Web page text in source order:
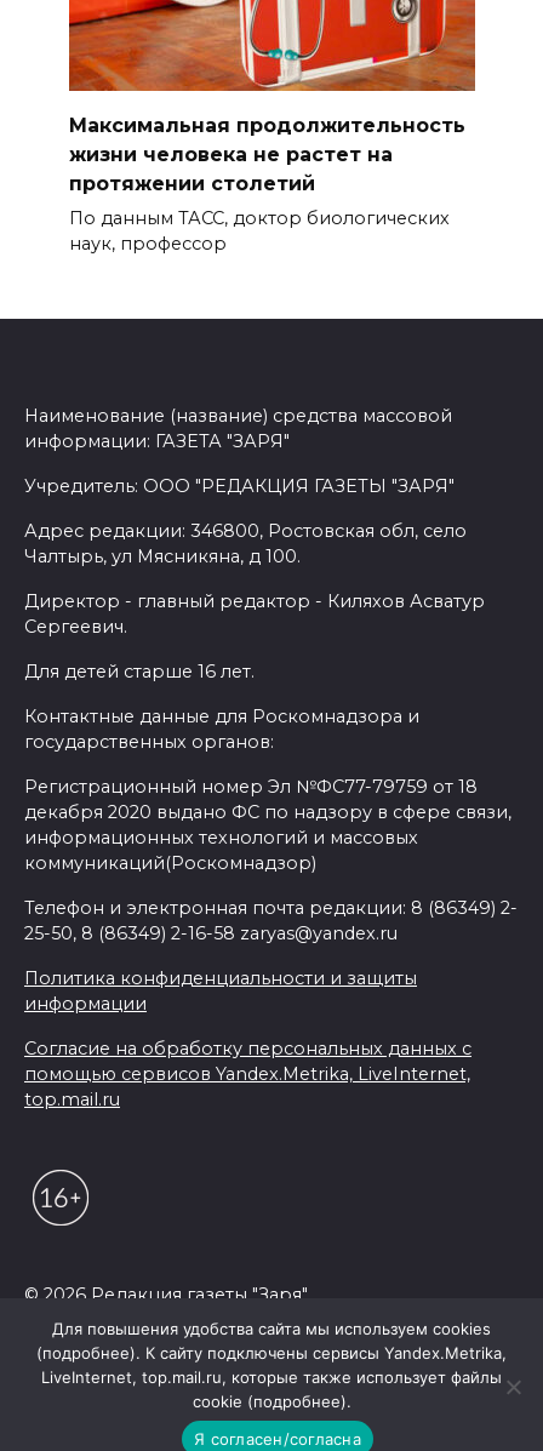
Максимальная продолжительность
жизни человека не растет на
протяжении столетий
По данным ТАСС, доктор биологических
наук, профессор
Наименование (название) средства массовой
информации: ГАЗЕТА "ЗАРЯ"
Учредитель: ООО "РЕДАКЦИЯ ГАЗЕТЫ "ЗАРЯ"
Адрес редакции: 346800, Ростовская обл, село
Чалтырь, ул Мясникяна, д 100.
Директор - главный редактор - Киляхов Асватур
Сергеевич.
Для детей старше 16 лет.
Контактные данные для Роскомнадзора и
государственных органов:
Регистрационный номер Эл №ФС77-79759 от 18
декабря 2020 выдано ФС по надзору в сфере связи,
информационных технологий и массовых
коммуникаций(Роскомнадзор)
Телефон и электронная почта редакции: 8 (86349) 2-
25-50, 8 (86349) 2-16-58 zaryas@yandex.ru
Политика конфиденциальности и защиты
информации
Согласие на обработку персональных данных с
помощью сервисов Yandex.Metrika, LiveInternet,
top.mail.ru
© 2026 Редакция газеты "Заря"
Для повышения удобства сайта мы используем cookies
(подробнее). К сайту подключены сервисы Yandex.Metrika,
LiveInternet, top.mail.ru, которые также использует файлы
cookie (подробнее).
Я согласен/согласна